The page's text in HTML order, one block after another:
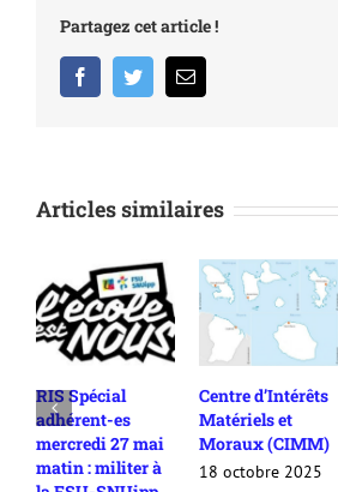
Partagez cet article !
FacebookTwitterEmail
Articles similaires
RIS Spécial
adhérent-es
mercredi 27 mai
matin : militer à
Centre d’Intérêts
Matériels et
Moraux (CIMM)
18 octobre 2025